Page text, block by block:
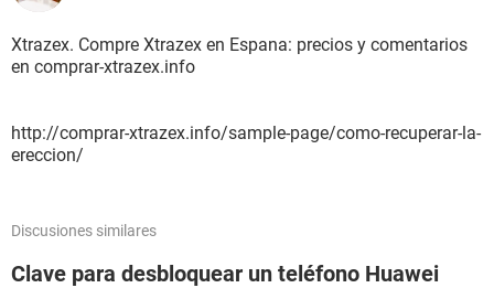
Xtrazex. Compre Xtrazex en Espana: precios y comentarios
en comprar-xtrazex.info
http://comprar-xtrazex.info/sample-page/como-recuperar-la-
ereccion/
Discusiones similares
Clave para desbloquear un teléfono Huawei